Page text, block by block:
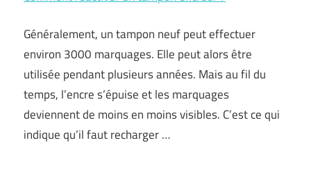
Généralement, un tampon neuf peut effectuer
environ 3000 marquages. Elle peut alors être
utilisée pendant plusieurs années. Mais au fil du
temps, l’encre s’épuise et les marquages
deviennent de moins en moins visibles. C’est ce qui
indique qu’il faut recharger …